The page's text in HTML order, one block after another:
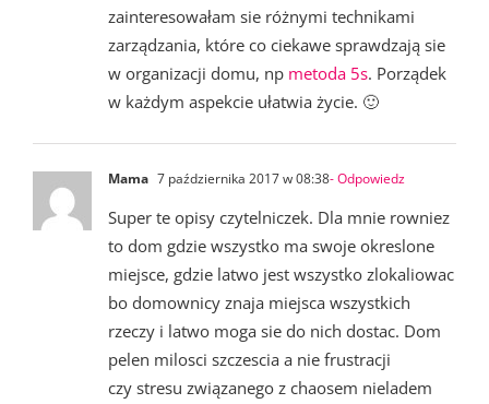
zainteresowałam sie różnymi technikami
zarządzania, które co ciekawe sprawdzają sie
w organizacji domu, np metoda 5s. Porządek
w każdym aspekcie ułatwia życie. 🙂
Mama 7 października 2017 w 08:38- Odpowiedz
Super te opisy czytelniczek. Dla mnie rowniez
to dom gdzie wszystko ma swoje okreslone
miejsce, gdzie latwo jest wszystko zlokaliowac
bo domownicy znaja miejsca wszystkich
rzeczy i latwo moga sie do nich dostac. Dom
pelen milosci szczescia a nie frustracji
czy stresu związanego z chaosem nieladem